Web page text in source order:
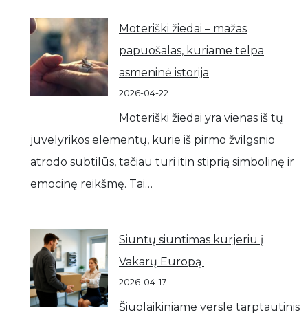
Moteriški žiedai – mažas
papuošalas, kuriame telpa
asmeninė istorija
2026-04-22
Moteriški žiedai yra vienas iš tų
juvelyrikos elementų, kurie iš pirmo žvilgsnio
atrodo subtilūs, tačiau turi itin stiprią simbolinę ir
emocinę reikšmę. Tai…
Siuntų siuntimas kurjeriu į
Vakarų Europą
2026-04-17
Šiuolaikiniame versle tarptautinis